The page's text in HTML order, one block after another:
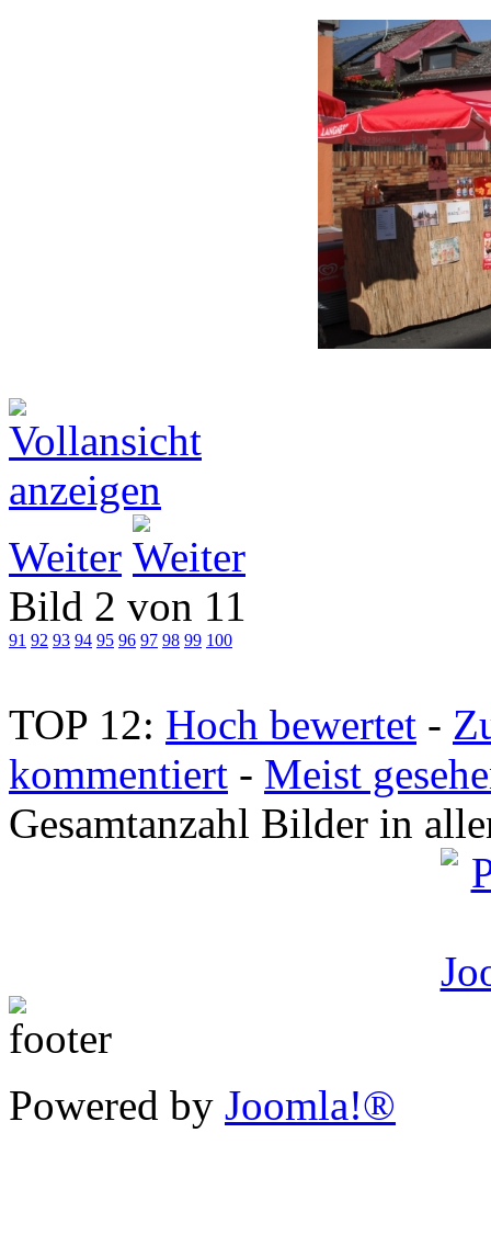
Weiter
Bild 2 von 11
91 92 93 94 95 96 97 98 99 100
TOP 12: Hoch bewertet -
kommentiert - Meist
Gesamtanzahl Bilder in
Powered by Joomla!®